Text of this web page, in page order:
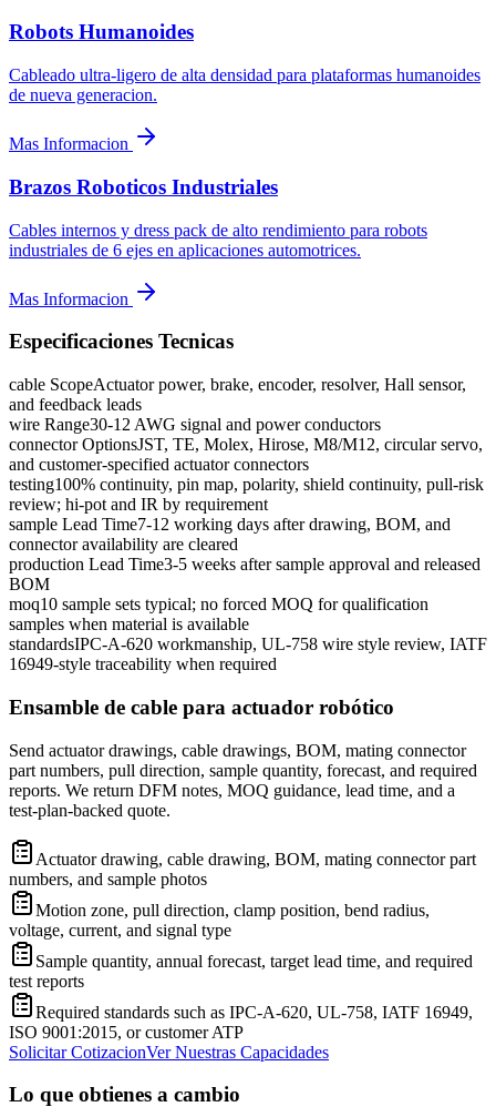
Robots Humanoides
Cableado ultra-ligero de alta densidad para plataformas humanoides
de nueva generacion.
Mas Informacion
Brazos Roboticos Industriales
Cables internos y dress pack de alto rendimiento para robots
industriales de 6 ejes en aplicaciones automotrices.
Mas Informacion
Especificaciones Tecnicas
cable ScopeActuator power, brake, encoder, resolver, Hall sensor,
and feedback leads
wire Range30-12 AWG signal and power conductors
connector OptionsJST, TE, Molex, Hirose, M8/M12, circular servo,
and customer-specified actuator connectors
testing100% continuity, pin map, polarity, shield continuity, pull-risk
review; hi-pot and IR by requirement
sample Lead Time7-12 working days after drawing, BOM, and
connector availability are cleared
production Lead Time3-5 weeks after sample approval and released
BOM
moq10 sample sets typical; no forced MOQ for qualification
samples when material is available
standardsIPC-A-620 workmanship, UL-758 wire style review, IATF
16949-style traceability when required
Ensamble de cable para actuador robótico
Send actuator drawings, cable drawings, BOM, mating connector
part numbers, pull direction, sample quantity, forecast, and required
reports. We return DFM notes, MOQ guidance, lead time, and a
test-plan-backed quote.
Actuator drawing, cable drawing, BOM, mating connector part
numbers, and sample photos
Motion zone, pull direction, clamp position, bend radius,
voltage, current, and signal type
Sample quantity, annual forecast, target lead time, and required
test reports
Required standards such as IPC-A-620, UL-758, IATF 16949,
ISO 9001:2015, or customer ATP
Solicitar CotizacionVer Nuestras Capacidades
Lo que obtienes a cambio